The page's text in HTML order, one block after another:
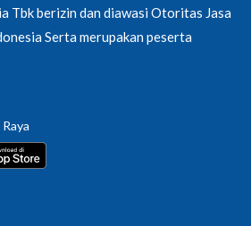
Tbk berizin dan diawasi Otoritas Jasa
Serta merupakan peserta